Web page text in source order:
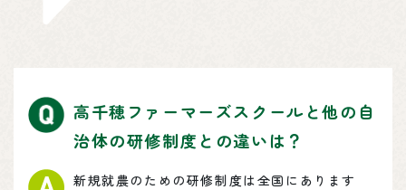
高千穂ファーマーズスクールと他の自
治体の研修制度との違いは？
新規就農のための研修制度は全国にあります